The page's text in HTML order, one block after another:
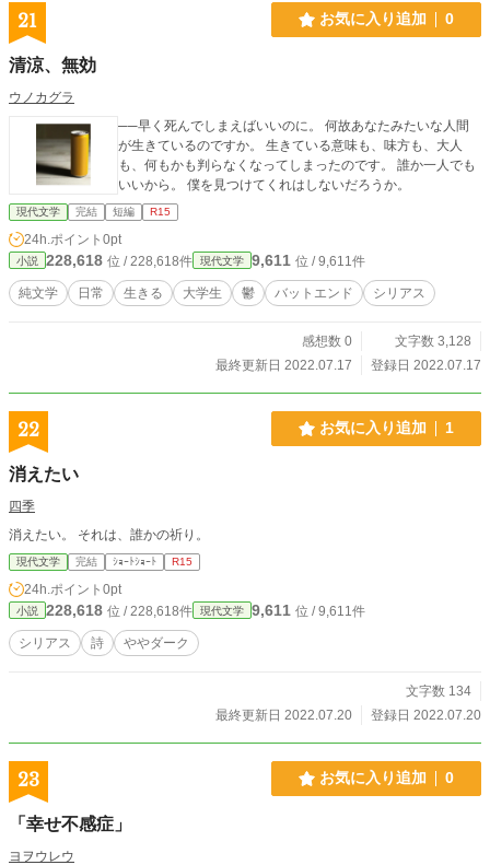
21 お気に入り追加 0
清涼、無効
ウノカグラ
──早く死んでしまえばいいのに。 何故あなたみたいな人間
が生きているのですか。 生きている意味も、味方も、大人
も、何もかも判らなくなってしまったのです。 誰か一人でも
いいから。 僕を見つけてくれはしないだろうか。
現代文学 完結 短編 R15
24h.ポイント 0pt
小説 228,618 位 / 228,618件 現代文学 9,611 位 / 9,611件
純文学 日常 生きる 大学生 鬱 バットエンド シリアス
感想数 0
文字数 3,128
最終更新日 2022.07.17
登録日 2022.07.17
22 お気に入り追加 1
消えたい
四季
消えたい。 それは、誰かの祈り。
現代文学 完結 ｼｮｰﾄｼｮｰﾄ R15
24h.ポイント 0pt
小説 228,618 位 / 228,618件 現代文学 9,611 位 / 9,611件
シリアス 詩 ややダーク
文字数 134
最終更新日 2022.07.20
登録日 2022.07.20
23 お気に入り追加 0
「幸せ不感症」
ヨヲウレウ